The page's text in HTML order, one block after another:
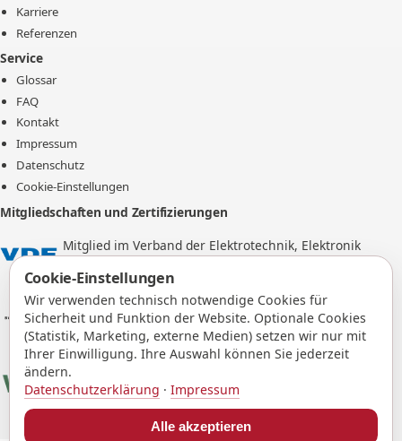
Karriere
Referenzen
Service
Glossar
FAQ
Kontakt
Impressum
Datenschutz
Cookie-Einstellungen
Mitgliedschaften und Zertifizierungen
Mitglied im Verband der Elektrotechnik, Elektronik
und Informationstechnik e.V.
Mitglied im BVFS e.V. - Bundesverband freier
Sachverständiger
VDSI - Verband für Sicherheit, Gesundheit und
Umweltschutz bei der Arbeit e.V.
Cookie-Einstellungen
Wir verwenden technisch notwendige Cookies für
Sicherheit und Funktion der Website. Optionale Cookies
(Statistik, Marketing, externe Medien) setzen wir nur mit
Ihrer Einwilligung. Ihre Auswahl können Sie jederzeit
ändern.
Datenschutzerklärung · Impressum
Alle akzeptieren